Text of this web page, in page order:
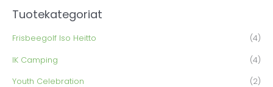
Tuotekategoriat
Frisbeegolf Iso Heitto (4)
IK Camping (4)
Youth Celebration (2)